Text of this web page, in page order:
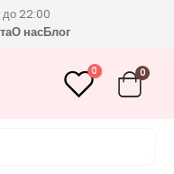
до 22:00
О насБлог
0 0